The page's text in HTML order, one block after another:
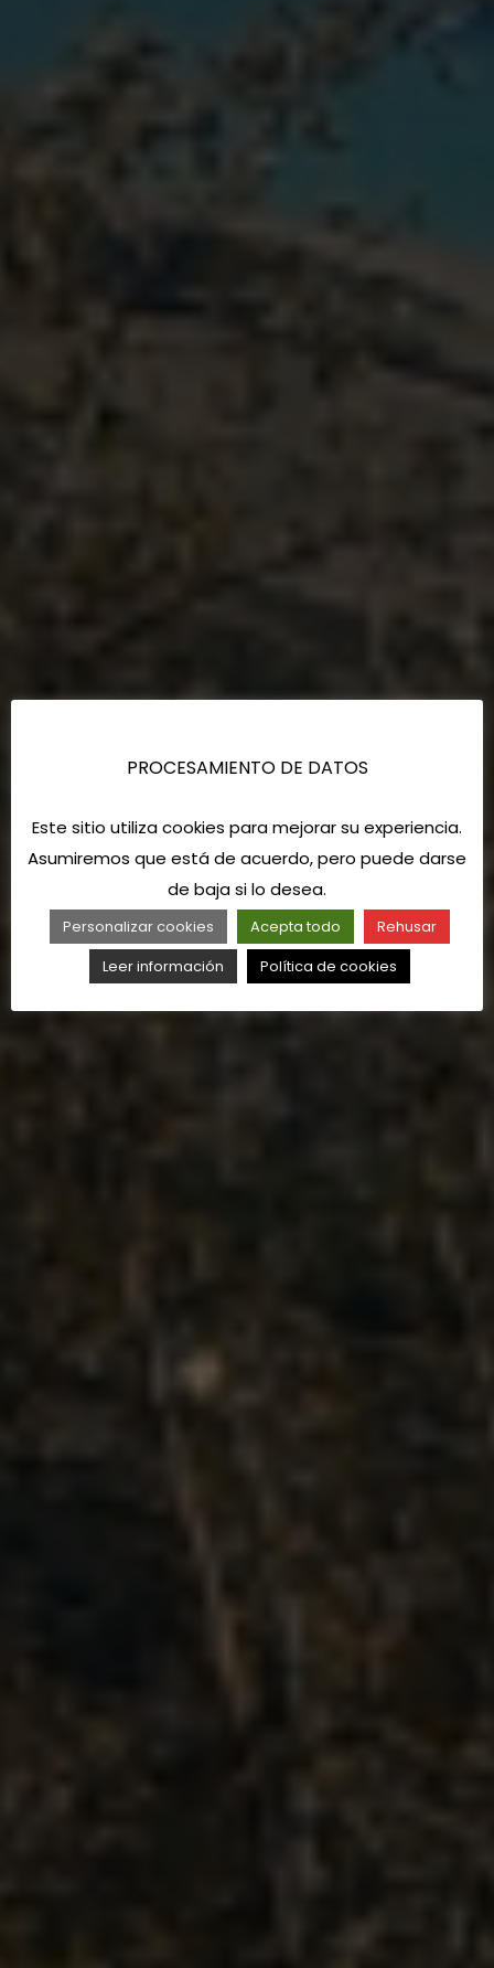
PROCESAMIENTO DE DATOS
Este sitio utiliza cookies para mejorar su experiencia.
Asumiremos que está de acuerdo, pero puede darse
de baja si lo desea.
Personalizar cookies Acepta todo
Rehusar
Leer información
Política de cookies